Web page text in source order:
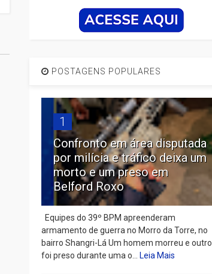
POSTAGENS POPULARES
1
Confronto em área disputada
por milícia e tráfico deixa um
morto e um preso em
Belford Roxo
Equipes do 39º BPM apreenderam
armamento de guerra no Morro da Torre, no
bairro Shangri-Lá Um homem morreu e outro
foi preso durante uma o...Leia Mais